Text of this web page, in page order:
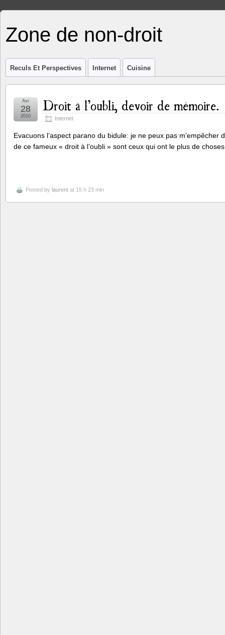
Zone de non-droit
Reculs Et Perspectives Internet Cuisine
Droit à l’oubli, devoir de mémoire.
Internet
Avr
28
2010
Evacuons l’aspect parano du bidule: je ne peux pas m’empêcher
de ce fameux « droit à l’oubli » sont ceux qui ont le plus de
Posted by laurent at 15 h 23 min